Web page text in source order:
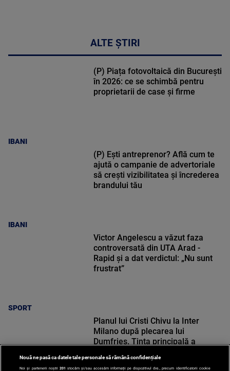
ALTE ȘTIRI
IBANI
(P) Piața fotovoltaică din București
în 2026: ce se schimbă pentru
proprietarii de case și firme
IBANI
(P) Ești antreprenor? Află cum te
ajută o campanie de advertoriale
să crești vizibilitatea și încrederea
brandului tău
SPORT
Victor Angelescu a văzut faza
controversată din UTA Arad -
Rapid și a dat verdictul: „Nu sunt
frustrat”
Planul lui Cristi Chivu la Inter
Milano după plecarea lui
Dumfries. Ținta principală a
Nouă ne pasă ca datele tale personale să rămână confidențiale
Noi și partenerii noștri 201 stocăm și/sau accesăm informații pe dispozitivul dvs., precum identificatorii cookie